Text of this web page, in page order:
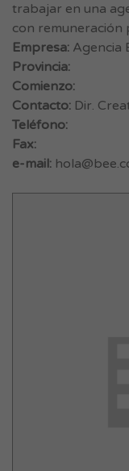
trabajar en una
con remuneración
Empresa: Agencia
Provincia:
Comienzo:
Contacto: Dir.
Teléfono:
Fax:
e-mail: